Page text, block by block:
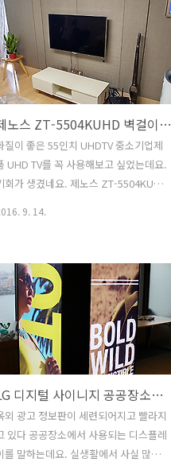
적이었습니다. 알파스캔 AG271QG G-
165Hz 모니터는 게임을 하는 분들
게 적합합니다. G-Sync를 지원하는 모
터 자체가 성능이 훌륭한데 이 모니터
는 165Hz를 지원하는 모니터 입니다.이
니터를 정상적으로 사용하려면 Nvidia
래픽카드를 이용해야 합니다. 물론 최
형의 고성능 모델을 쓰면 좋습니다. 알
스캔 AG271QG G-Sync 165Hz 오버
치 배틀필드4 제품 박스를 보면 간단하
제노스 ZT-5504KUHD 벽걸이 설치기 및 게임해보기
질이 좋은 55인치 UHDTV 중소기업제
UHD TV를 꼭 사용해보고 싶었는데요.
회가 생겼네요. 제노스 ZT-5504KUHD
기 때문에 뭔가 많이 아쉬웠습니다. 이
에 55인치 UHD로 바뀌면서 좀 더 고화
컨텐츠도 즐길 수 있게 되었는데요. 제
노스 ZT-5504KUHD는 앞에 S가 붙은것
안붙은 모델이 있는데요. 이건 안붙은
모델입니다. 거실인데요. 이미 사용중인
마트TV를 떼어내고 55인치 UHD TV로
꿀 것 입니다. 벽걸이 거치대는 55인치
가능한 모델로 재활용을 했습니다. 제
스 ZT-5504KUHD 벽걸이 설치기 및
임해보기 설치 기사분 두분이 오셨는데
9. 14.
LG 디지털 사이니지 공공장소의 디스플레이의 변화
외 광고 정보판이 세련되어지고 빨라지
있다 공공장소에서 사용되는 디스플레
를 말하는데요. 실생활에서 사실 많이